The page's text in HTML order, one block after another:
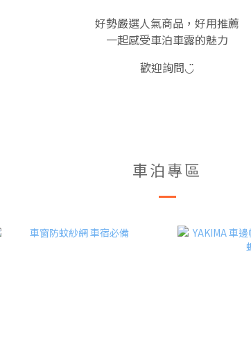
好勢嚴選人氣商品，好用推薦
一起感受車泊車露的魅力
歡迎詢問◡̈
車泊專區